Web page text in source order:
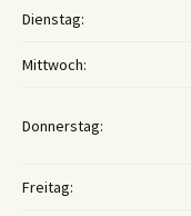
Dienstag:
Mittwoch:
Donnerstag:
Freitag: